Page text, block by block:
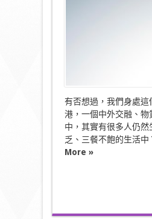
有否想過，我們身處這
港，一個中外交融、物
中，其實有很多人仍然
乏、三餐不飽的生活中
More »